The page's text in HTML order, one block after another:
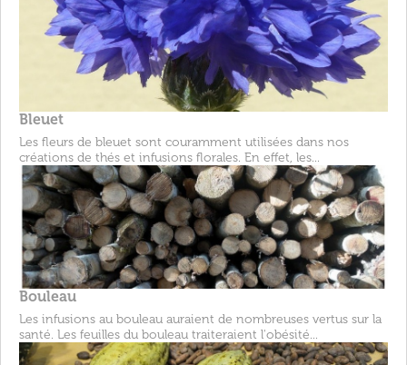
Bleuet
Les fleurs de bleuet sont couramment utilisées dans nos
créations de thés et infusions florales. En effet, les...
Bouleau
Les infusions au bouleau auraient de nombreuses vertus sur la
santé. Les feuilles du bouleau traiteraient l'obésité...